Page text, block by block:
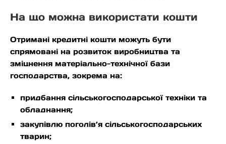
На що можна використати кошти
Отримані кредитні кошти можуть бути
спрямовані на розвиток виробництва та
зміцнення матеріально-технічної бази
господарства, зокрема на:
придбання сільськогосподарської техніки та
обладнання;
закупівлю поголів’я сільськогосподарських
тварин;